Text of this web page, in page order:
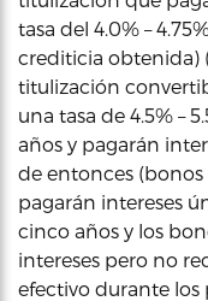
tasa del 4.0% –
crediticia obtenida)
titulización
una tasa de 4.5% –
años y pagarán
de entonces
pagarán intereses
cinco años y los
intereses pero no
efectivo durante los